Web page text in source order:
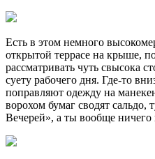
Есть в этом немного
открытой террасе на крыше,
рассматривать чуть свысока
суету рабочего дня. Где-то
поправляют одежду на
ворохом бумаг сводят
Вечерей», а ты вообще ничего